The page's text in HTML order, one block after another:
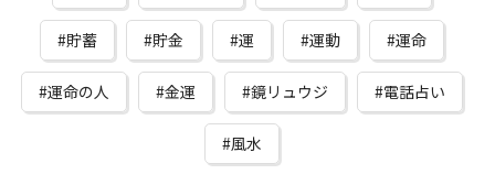
貯蓄 貯金 運 運動 運命
運命の人 金運 鏡リュウジ 電話占い
風水